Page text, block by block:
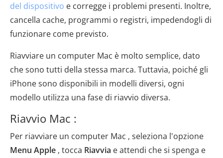
del dispositivo e corregge i problemi presenti. Inoltre,
cancella cache, programmi o registri, impedendogli di
funzionare come previsto.
Riavviare un computer Mac è molto semplice, dato
che sono tutti della stessa marca. Tuttavia, poiché gli
iPhone sono disponibili in modelli diversi, ogni
modello utilizza una fase di riavvio diversa.
Riavvio Mac :
Per riavviare un computer Mac , seleziona l'opzione
Menu Apple , tocca Riavvia e attendi che si spenga e